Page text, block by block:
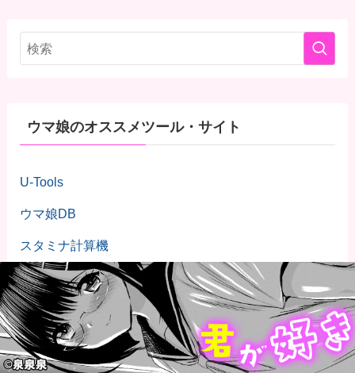
ウマ娘のオススメツール・サイト
U-Tools
ウマ娘DB
スタミナ計算機
レシート因子メーカー
ウマ娘 情報 まとめ 置き場